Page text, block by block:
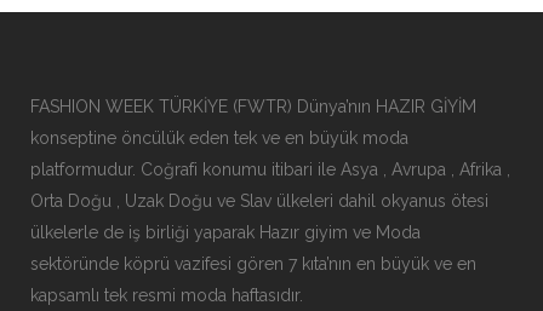
FASHION WEEK TÜRKİYE (FWTR) Dünya’nın HAZIR GİYİM
konseptine öncülük eden tek ve en büyük moda
platformudur. Coğrafi konumu itibari ile Asya , Avrupa , Afrika ,
Orta Doğu , Uzak Doğu ve Slav ülkeleri dahil okyanus ötesi
ülkelerle de iş birliği yaparak Hazır giyim ve Moda
sektöründe köprü vazifesi gören 7 kıta’nın en büyük ve en
kapsamlı tek resmi moda haftasıdır.